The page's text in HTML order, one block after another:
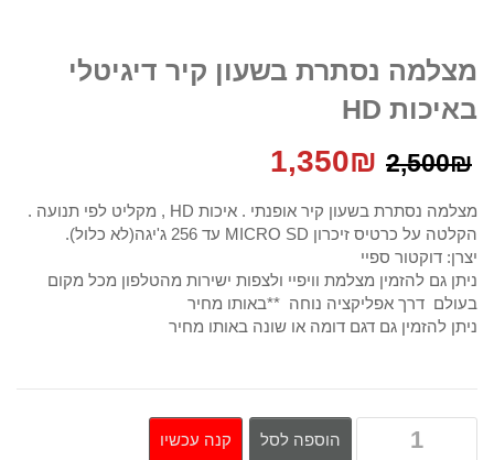
מצלמה נסתרת בשעון קיר דיגיטלי
באיכות HD
2,500₪
המחיר
המקורי
היה:
2,500₪.
1,350₪
הנוכחי
הוא:
1,350₪.
מצלמה נסתרת בשעון קיר אופנתי . איכות HD , מקליט לפי תנועה .
הקלטה על כרטיס זיכרון MICRO SD עד 256 ג'יגה(לא כלול).
יצרן: דוקטור ספיי
ניתן גם להזמין מצלמת וויפיי ולצפות ישירות מהטלפון מכל מקום
בעולם דרך אפליקציה נוחה **באותו מחיר
ניתן להזמין גם דגם דומה או שונה באותו מחיר
הוספה לסל קנה עכשיו